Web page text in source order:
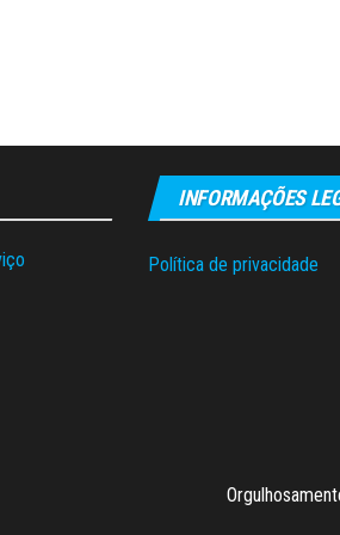
INFORMAÇÕES
Política de privacidade